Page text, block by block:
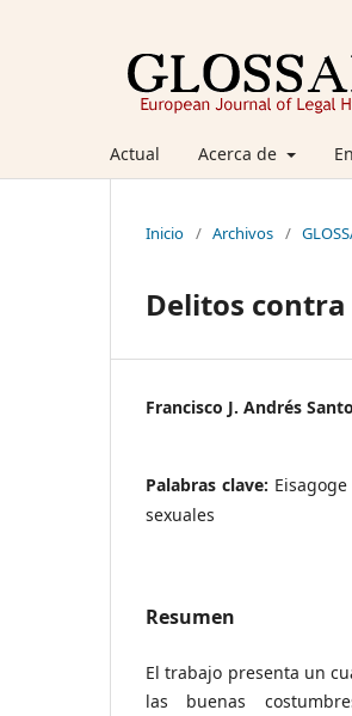
Actual Acerca de
Inicio / Archivos /
Delitos contra
Francisco J. Andrés
Palabras clave:
sexuales
Resumen
El trabajo presenta un
las buenas